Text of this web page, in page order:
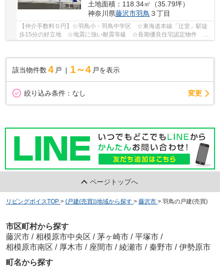
土地面積：118.34㎡（35.79坪）
神奈川県藤沢市羽鳥 ３丁目
【仲介手数料０円】☆羽鳥小・羽鳥中学区 ☆東海道本線「辻堂」駅徒
歩15分の好立地 ☆地震に強い耐震等級 ☆長期優良住宅認定物件 ☆
該当物件数 4 戸 1～4 戸を表示
絞り込み条件： なし 変更
ページトップへ
リビングボイスTOP > (戸建(売買))地域から探す > 藤沢市 > 羽鳥の戸建(売買)
市区町村から探す
藤沢市 / 相模原市中央区 / 茅ヶ崎市 / 平塚市 /
相模原市南区 / 厚木市 / 座間市 / 綾瀬市 / 秦野市 / 伊勢原市
町名から探す